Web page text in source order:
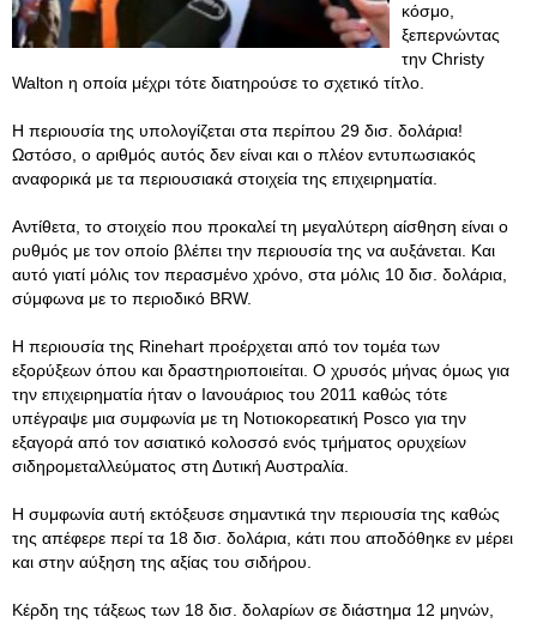
κόσμο,
ξεπερνώντας
την Christy
Walton η οποία μέχρι τότε διατηρούσε το σχετικό τίτλο.
Η περιουσία της υπολογίζεται στα περίπου 29 δισ. δολάρια!
Ωστόσο, ο αριθμός αυτός δεν είναι και ο πλέον εντυπωσιακός
αναφορικά με τα περιουσιακά στοιχεία της επιχειρηματία.
Αντίθετα, το στοιχείο που προκαλεί τη μεγαλύτερη αίσθηση είναι ο
ρυθμός με τον οποίο βλέπει την περιουσία της να αυξάνεται. Και
αυτό γιατί μόλις τον περασμένο χρόνο, στα μόλις 10 δισ. δολάρια,
σύμφωνα με το περιοδικό BRW.
Η περιουσία της Rinehart προέρχεται από τον τομέα των
εξορύξεων όπου και δραστηριοποιείται. Ο χρυσός μήνας όμως για
την επιχειρηματία ήταν ο Ιανουάριος του 2011 καθώς τότε
υπέγραψε μια συμφωνία με τη Νοτιοκορεατική Posco για την
εξαγορά από τον ασιατικό κολοσσό ενός τμήματος ορυχείων
σιδηρομεταλλεύματος στη Δυτική Αυστραλία.
Η συμφωνία αυτή εκτόξευσε σημαντικά την περιουσία της καθώς
της απέφερε περί τα 18 δισ. δολάρια, κάτι που αποδόθηκε εν μέρει
και στην αύξηση της αξίας του σιδήρου.
Κέρδη της τάξεως των 18 δισ. δολαρίων σε διάστημα 12 μηνών,